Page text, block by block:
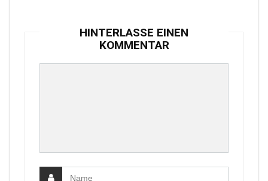
HINTERLASSE EINEN
KOMMENTAR